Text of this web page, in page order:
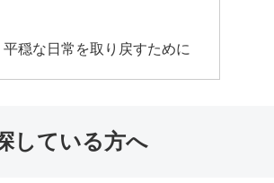
穏な日常を取り戻すために
している方へ